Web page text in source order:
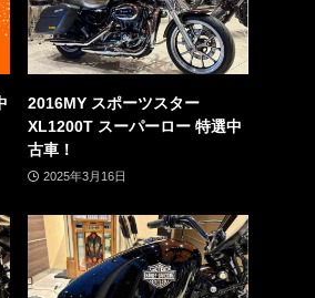
2016MY スポーツスター
XL1200T スーパーロー 特選中
古車！
2025年3月16日